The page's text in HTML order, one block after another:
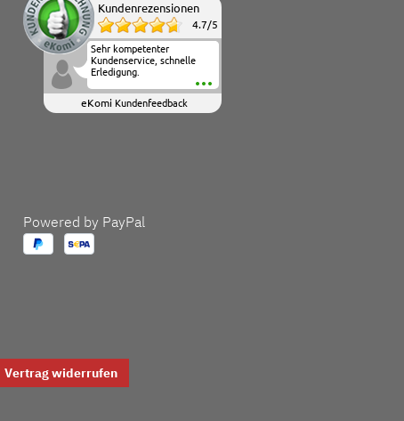
Kundenrezensionen
4.7/5
Sehr kompetenter
Kundenservice, schnelle
Erledigung.
eKomi Kundenfeedback
Powered by PayPal
Vertrag widerrufen